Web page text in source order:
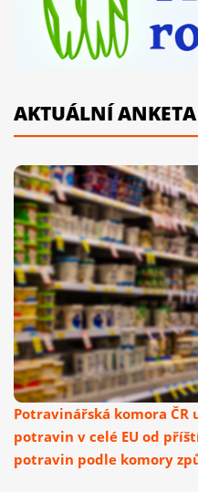
AKTUÁLNÍ
Potravinářská komora ČR
potravin v celé EU od
potravin podle komory